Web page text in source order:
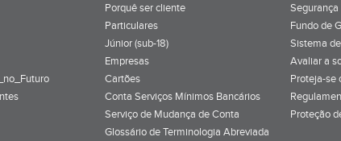
Porquê ser cliente
Particulares
Júnior (sub-18)
Empresas
Cartões
Conta Serviços Mínimos Bancários
Serviço de Mudança de Conta
Glossário de Terminologia Abreviada
Segurança
Fundo de
Sistema
Avaliar a
Proteja-se
Proteção